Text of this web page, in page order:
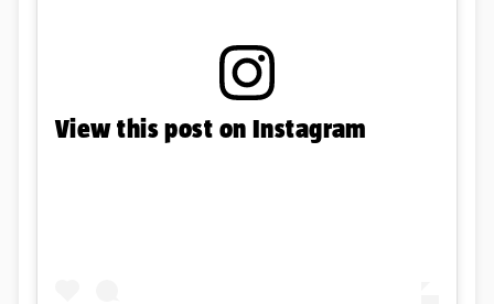
View this post on Instagram